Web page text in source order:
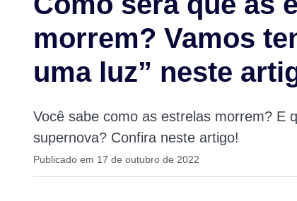
morrem? Vamos
uma luz” neste
Você sabe como as estrelas morrem? E
supernova? Confira neste artigo!
Publicado em 17 de outubro de 2022